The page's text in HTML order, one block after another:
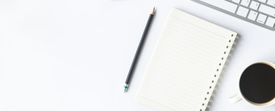
サステナブル・環境配慮ノベルティ